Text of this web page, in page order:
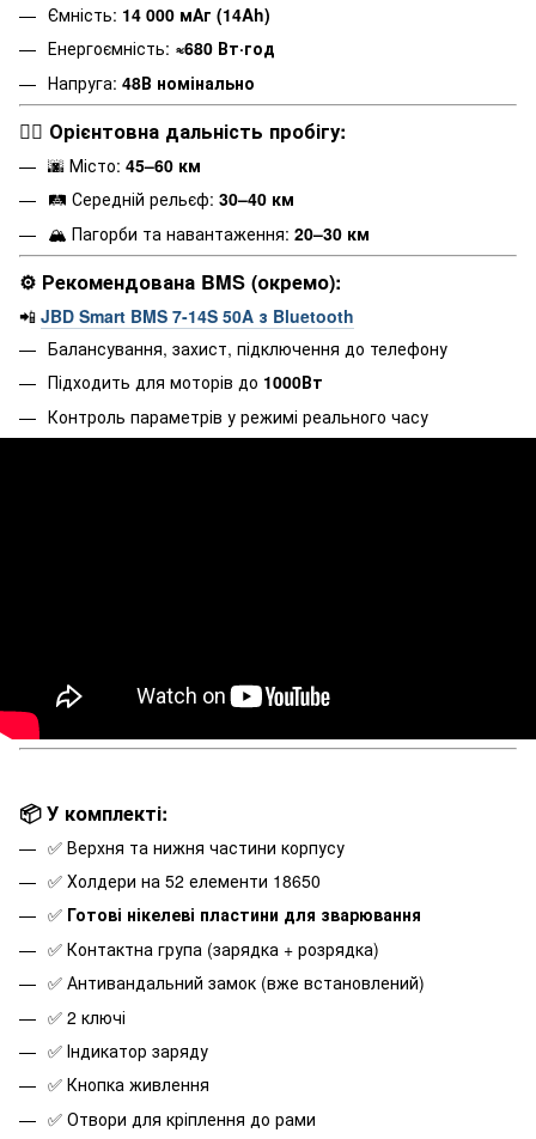
Ємність: 14 000 мАг (14Ah)
Енергоємність: ≈680 Вт·год
Напруга: 48В номінально
🚴‍♀️ Орієнтовна дальність пробігу:
🌆 Місто: 45–60 км
🛤️ Середній рельєф: 30–40 км
🏔️ Пагорби та навантаження: 20–30 км
⚙️ Рекомендована BMS (окремо):
📲 JBD Smart BMS 7-14S 50A з Bluetooth
Балансування, захист, підключення до телефону
Підходить для моторів до 1000Вт
Контроль параметрів у режимі реального часу
📦 У комплекті:
✅ Верхня та нижня частини корпусу
✅ Холдери на 52 елементи 18650
✅ Готові нікелеві пластини для зварювання
✅ Контактна група (зарядка + розрядка)
✅ Антивандальний замок (вже встановлений)
✅ 2 ключі
✅ Індикатор заряду
✅ Кнопка живлення
✅ Отвори для кріплення до рами